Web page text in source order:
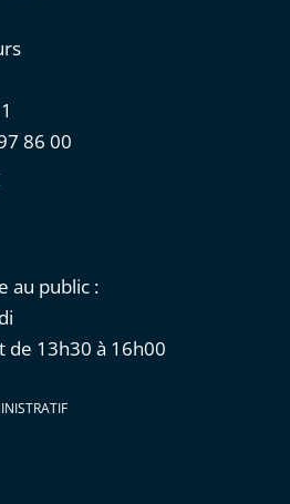
86 00
au public :
de 13h30 à 16h00